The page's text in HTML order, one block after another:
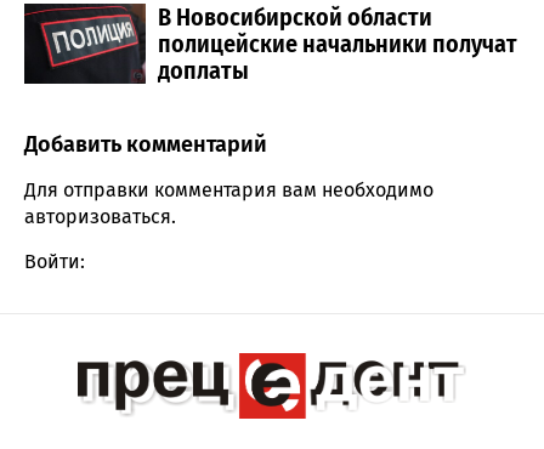
В Новосибирской области
полицейские начальники получат
доплаты
Comment section
Добавить комментарий
Для отправки комментария вам необходимо
авторизоваться.
Войти: